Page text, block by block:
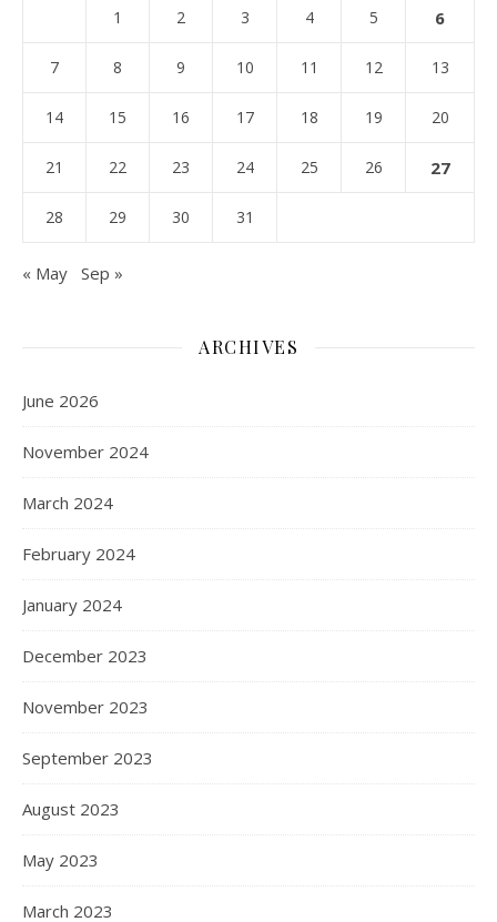
1 2 3 4 5 6
7 8 9 10 11 12 13
14 15 16 17 18 19 20
21 22 23 24 25 26 27
28 29 30 31
« May Sep »
ARCHIVES
June 2026
November 2024
March 2024
February 2024
January 2024
December 2023
November 2023
September 2023
August 2023
May 2023
March 2023